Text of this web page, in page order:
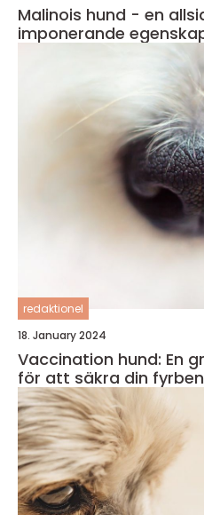
Malinois hund - en
imponerande
redaktionel
18. January 2024
Vaccination hund: En
för att säkra din